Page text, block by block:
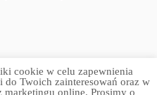
cookie w celu zapewnienia
do Twoich zainteresowań oraz w
online. Prosimy o